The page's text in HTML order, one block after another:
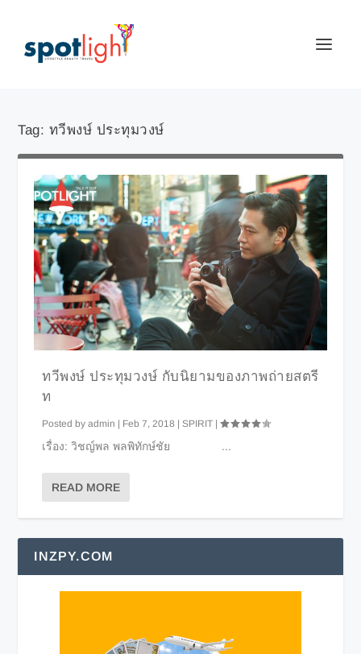
Tag: ทวีพงษ์ ประทุมวงษ์
ทวีพงษ์ ประทุมวงษ์ กับนิยามของภาพถ่ายสตรี
ท
Posted byadmin | Feb 7, 2018 |SPIRIT |
เรื่อง: วิชญ์พล พลพิทักษ์ชัย ...
READ MORE
INZPY.COM